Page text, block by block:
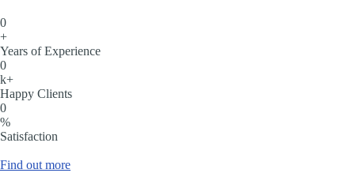
0
+
Years of Experience
0
k+
Happy Clients
0
%
Satisfaction
Find out more